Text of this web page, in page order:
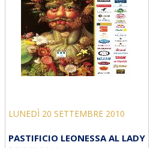
LUNEDÌ 20 SETTEMBRE 2010
PASTIFICIO LEONESSA AL LADY